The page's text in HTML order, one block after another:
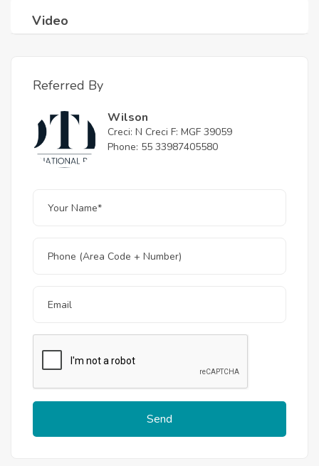
Video
Referred By
Wilson
Creci: N Creci F: MGF 39059
Phone: 55 33987405580
Send